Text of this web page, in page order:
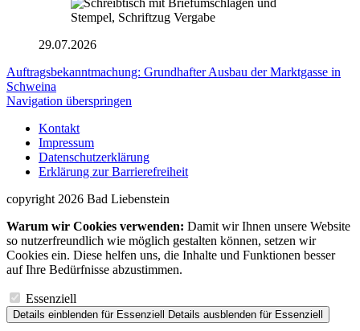
29.07.2026
Auftragsbekanntmachung: Grundhafter Ausbau der Marktgasse in
Schweina
Navigation überspringen
Kontakt
Impressum
Datenschutzerklärung
Erklärung zur Barrierefreiheit
copyright 2026 Bad Liebenstein
Warum wir Cookies verwenden: Damit wir Ihnen unsere Website
so nutzerfreundlich wie möglich gestalten können, setzen wir
Cookies ein. Diese helfen uns, die Inhalte und Funktionen besser
auf Ihre Bedürfnisse abzustimmen.
Essenziell
Details einblenden für Essenziell Details ausblenden für Essenziell